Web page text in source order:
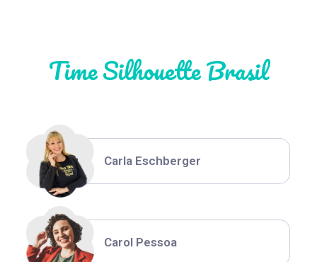
Time Silhouette Brasil
Thiara Ney
Carla Eschberger
Carol Pessoa